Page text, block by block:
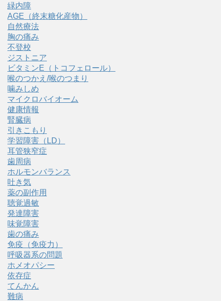
緑内障
AGE（終末糖化産物）
自然療法
胸の痛み
不登校
ジストニア
ビタミンE（トコフェロール）
喉のつかえ/喉のつまり
噛みしめ
マイクロバイオーム
健康情報
腎臓病
引きこもり
学習障害（LD）
耳管狭窄症
歯周病
ホルモンバランス
吐き気
薬の副作用
聴覚過敏
発達障害
味覚障害
歯の痛み
免疫（免疫力）
呼吸器系の問題
ホメオパシー
依存症
てんかん
難病